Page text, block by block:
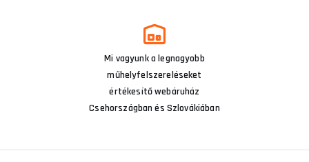
Mi vagyunk a legnagyobb
műhelyfelszereléseket
értékesítő webáruház
Csehországban és Szlovákiában